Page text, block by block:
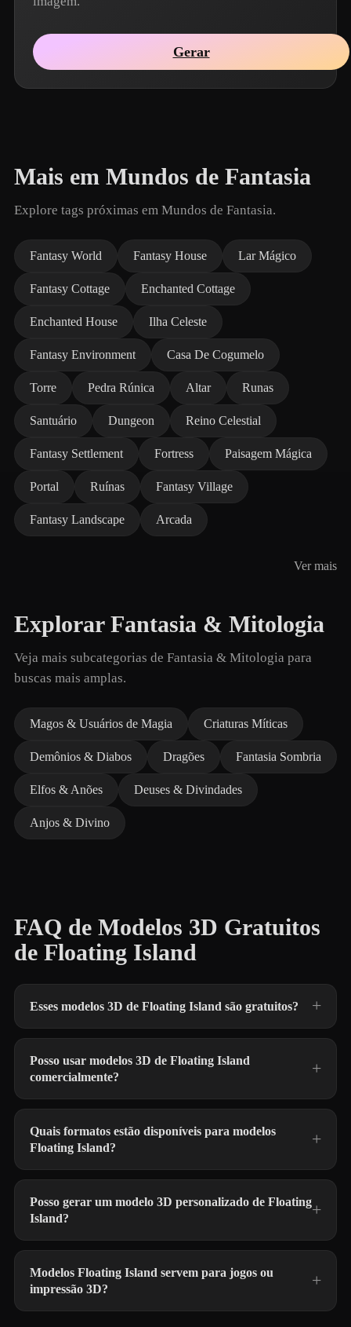
Gerar
Mais em Mundos de Fantasia
Explore tags próximas em Mundos de Fantasia.
Fantasy World Fantasy House Lar Mágico
Fantasy Cottage Enchanted Cottage
Enchanted House Ilha Celeste
Fantasy Environment Casa De Cogumelo
Torre Pedra Rúnica Altar Runas
Santuário Dungeon Reino Celestial
Fantasy Settlement Fortress Paisagem Mágica
Portal Ruínas Fantasy Village
Fantasy Landscape Arcada
Ver mais
Explorar Fantasia & Mitologia
Veja mais subcategorias de Fantasia & Mitologia para
buscas mais amplas.
Magos & Usuários de Magia Criaturas Míticas
Demônios & Diabos Dragões Fantasia Sombria
Elfos & Anões Deuses & Divindades
Anjos & Divino
FAQ de Modelos 3D Gratuitos
de Floating Island
Esses modelos 3D de Floating Island são gratuitos?
Posso usar modelos 3D de Floating Island
comercialmente?
Quais formatos estão disponíveis para modelos
Floating Island?
Posso gerar um modelo 3D personalizado de Floating
Island?
Modelos Floating Island servem para jogos ou
impressão 3D?